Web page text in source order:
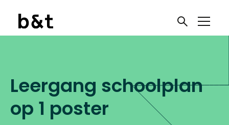
Leergang schoolplan
op 1 poster